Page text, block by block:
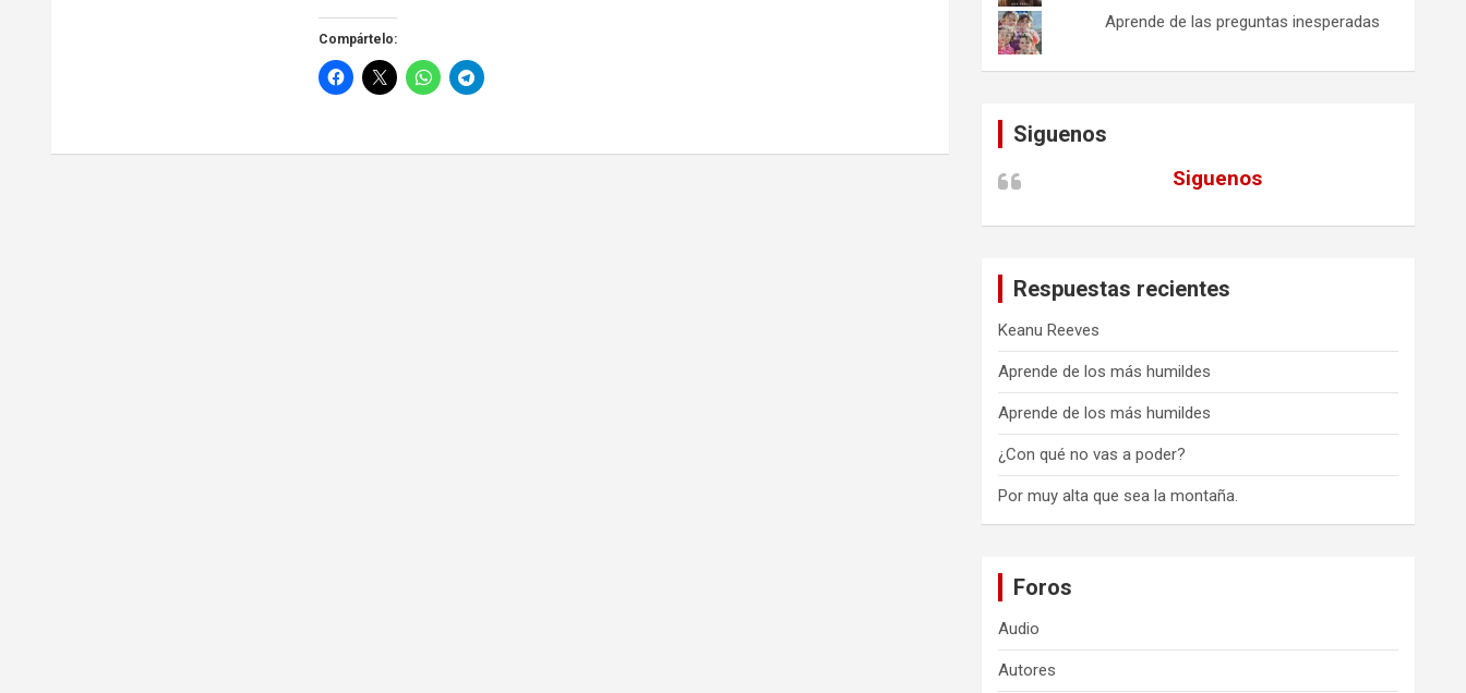
Compártelo:
Aprende de las preguntas inesperadas
Siguenos
Siguenos
Respuestas recientes
Keanu Reeves
Aprende de los más humildes
Aprende de los más humildes
¿Con qué no vas a poder?
Por muy alta que sea la montaña.
Foros
Audio
Autores